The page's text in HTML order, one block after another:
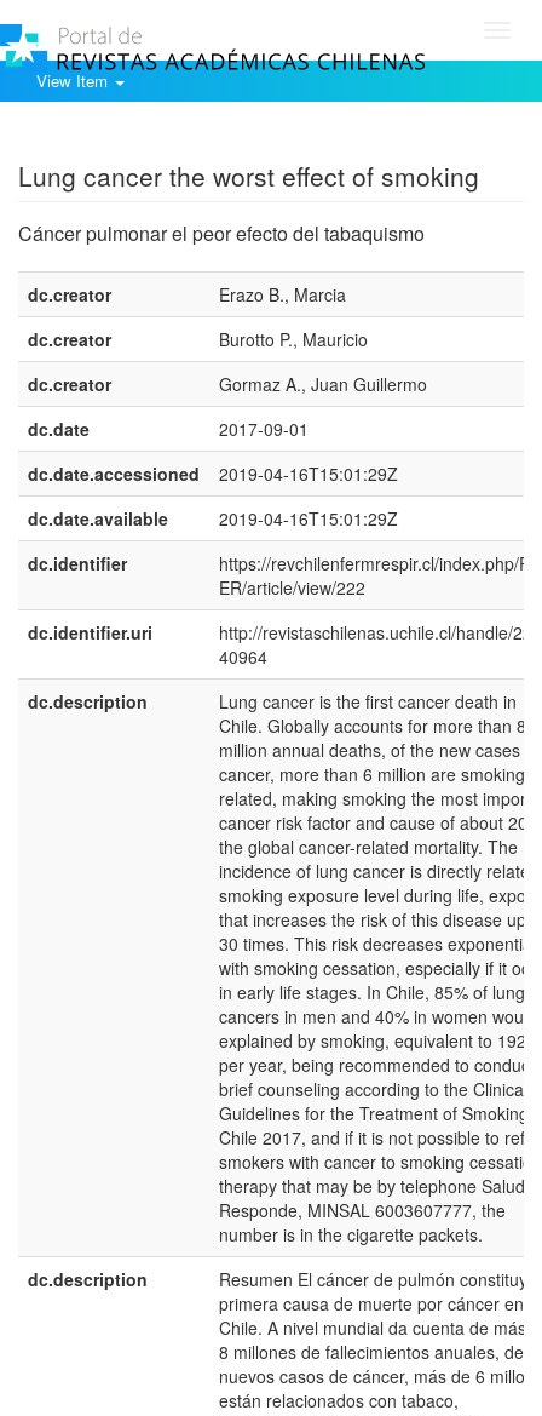
View Item
Lung cancer the worst effect of smoking
Cáncer pulmonar el peor efecto del tabaquismo
dc.creator
Erazo B., Marcia
dc.creator
Burotto P., Mauricio
dc.creator
Gormaz A., Juan Guillermo
dc.date
2017-09-01
dc.date.accessioned
2019-04-16T15:01:29Z
dc.date.available
2019-04-16T15:01:29Z
dc.identifier
https://revchilenfermrespir.cl/index.php/
ER/article/view/222
dc.identifier.uri
http://revistaschilenas.uchile.cl/handle/
40964
dc.description
Lung cancer is the first cancer death in
Chile. Globally accounts for more than 8
million annual deaths, of the new cases of
cancer, more than 6 million are smoking
related, making smoking the most
cancer risk factor and cause of about
the global cancer-related mortality. The
incidence of lung cancer is directly
smoking exposure level during life,
that increases the risk of this disease up
30 times. This risk decreases
with smoking cessation, especially if it
in early life stages. In Chile, 85% of lung
cancers in men and 40% in women would
explained by smoking, equivalent to 1926
per year, being recommended to conduct
brief counseling according to the Clinical
Guidelines for the Treatment of Smoking
Chile 2017, and if it is not possible to
smokers with cancer to smoking cessation
therapy that may be by telephone Salud
Responde, MINSAL 6003607777, the
number is in the cigarette packets.
dc.description
Resumen El cáncer de pulmón constituye
primera causa de muerte por cáncer en
Chile. A nivel mundial da cuenta de más
8 millones de fallecimientos anuales, de
nuevos casos de cáncer, más de 6
están relacionados con tabaco,